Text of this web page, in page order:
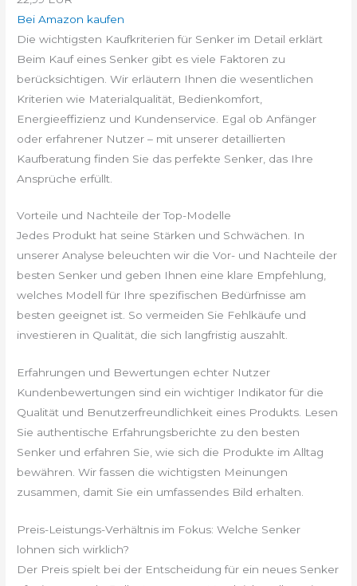
Bei Amazon kaufen
Die wichtigsten Kaufkriterien für Senker im Detail erklärt
Beim Kauf eines Senker gibt es viele Faktoren zu
berücksichtigen. Wir erläutern Ihnen die wesentlichen
Kriterien wie Materialqualität, Bedienkomfort,
Energieeffizienz und Kundenservice. Egal ob Anfänger
oder erfahrener Nutzer – mit unserer detaillierten
Kaufberatung finden Sie das perfekte Senker, das Ihre
Ansprüche erfüllt.
Vorteile und Nachteile der Top-Modelle
Jedes Produkt hat seine Stärken und Schwächen. In
unserer Analyse beleuchten wir die Vor- und Nachteile der
besten Senker und geben Ihnen eine klare Empfehlung,
welches Modell für Ihre spezifischen Bedürfnisse am
besten geeignet ist. So vermeiden Sie Fehlkäufe und
investieren in Qualität, die sich langfristig auszahlt.
Erfahrungen und Bewertungen echter Nutzer
Kundenbewertungen sind ein wichtiger Indikator für die
Qualität und Benutzerfreundlichkeit eines Produkts. Lesen
Sie authentische Erfahrungsberichte zu den besten
Senker und erfahren Sie, wie sich die Produkte im Alltag
bewähren. Wir fassen die wichtigsten Meinungen
zusammen, damit Sie ein umfassendes Bild erhalten.
Preis-Leistungs-Verhältnis im Fokus: Welche Senker
lohnen sich wirklich?
Der Preis spielt bei der Entscheidung für ein neues Senker